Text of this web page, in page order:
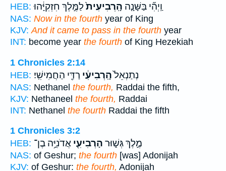
HEB:
וַֽיְהִ֞י בַּשָּׁנָ֤ה הָֽרְבִיעִית֙לַמֶּ֣לֶךְ חִזְקִיָּ֔הוּ
NAS: Now in the fourth year of King
KJV: And it came to pass in the fourth year
INT: become year the fourth of King Hezekiah
1 Chronicles 2:14
HEB:
נְתַנְאֵל֙הָֽרְבִיעִ֔י רַדַּ֖י הַחֲמִישִֽׁי׃
NAS: Nethanel the fourth, Raddai the fifth,
KJV: Nethaneel the fourth, Raddai
INT: Nethanel the fourth Raddai the fifth
1 Chronicles 3:2
HEB:
מֶ֣לֶךְ גְּשׁ֑וּר הָרְבִיעִ֖י אֲדֹנִיָּ֥ה בֶן־
NAS: of Geshur; the fourth [was] Adonijah
KJV: of Geshur: the fourth, Adonijah